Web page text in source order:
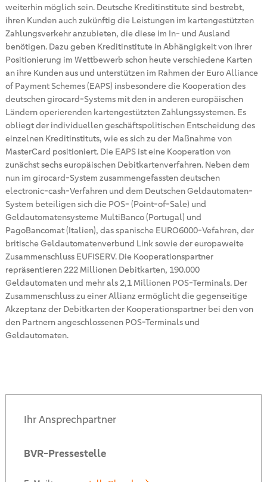
weiterhin möglich sein. Deutsche Kreditinstitute sind bestrebt,
ihren Kunden auch zukünftig die Leistungen im kartengestützten
Zahlungsverkehr anzubieten, die diese im In- und Ausland
benötigen. Dazu geben Kreditinstitute in Abhängigkeit von ihrer
Positionierung im Wettbewerb schon heute verschiedene Karten
an ihre Kunden aus und unterstützen im Rahmen der Euro Alliance
of Payment Schemes (EAPS) insbesondere die Kooperation des
deutschen girocard-Systems mit den in anderen europäischen
Ländern operierenden kartengestützten Zahlungssystemen. Es
obliegt der individuellen geschäftspolitischen Entscheidung des
einzelnen Kreditinstituts, wie es sich zu der Maßnahme von
MasterCard positioniert. Die EAPS ist eine Kooperation von
zunächst sechs europäischen Debitkartenverfahren. Neben dem
nun im girocard-System zusammengefassten deutschen
electronic-cash-Verfahren und dem Deutschen Geldautomaten-
System beteiligen sich die POS- (Point-of-Sale) und
Geldautomatensysteme MultiBanco (Portugal) und
PagoBancomat (Italien), das spanische EURO6000-Vefahren, der
britische Geldautomatenverbund Link sowie der europaweite
Zusammenschluss EUFISERV. Die Kooperationspartner
repräsentieren 222 Millionen Debitkarten, 190.000
Geldautomaten und mehr als 2,1 Millionen POS-Terminals. Der
Zusammenschluss zu einer Allianz ermöglicht die gegenseitige
Akzeptanz der Debitkarten der Kooperationspartner bei den von
den Partnern angeschlossenen POS-Terminals und
Geldautomaten.
Ihr Ansprechpartner
BVR-Pressestelle